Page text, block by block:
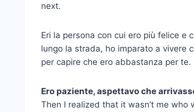
next.
Eri la persona con cui ero più felice e
lungo la strada, ho imparato a vivere
per capire che ero abbastanza per te.
Ero paziente, aspettavo che
Then I realized that it wasn’t me who